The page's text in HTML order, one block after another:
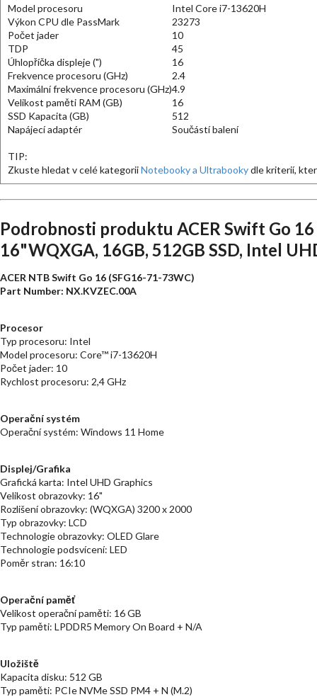
Model procesoru
Intel Core i7-13620H
Výkon CPU dle PassMark
23273
Počet jader
10
TDP
45
Úhlopříčka displeje (")
16
Frekvence procesoru (GHz)
2.4
Maximální frekvence procesoru (GHz)4.9
Velikost paměti RAM (GB)
16
SSD Kapacita (GB)
512
Napájecí adaptér
Součástí balení
TIP:
Zkuste hledat v celé kategoriiNotebooky a Ultrabookydle kriterií,
Podrobnosti produktu ACER Swift Go
16"WQXGA, 16GB, 512GB SSD, Intel
ACER NTB Swift Go 16 (SFG16-71-73WC)
Part Number: NX.KVZEC.00A
Procesor
Typ procesoru: Intel
Model procesoru: Core™ i7-13620H
Počet jader: 10
Rychlost procesoru: 2,4 GHz
Operační systém
Operační systém: Windows 11 Home
Displej/Grafika
Grafická karta: Intel UHD Graphics
Velikost obrazovky: 16"
Rozlišení obrazovky: (WQXGA) 3200 x 2000
Typ obrazovky: LCD
Technologie obrazovky: OLED Glare
Technologie podsvícení: LED
Poměr stran: 16:10
Operační paměť
Velikost operační paměti: 16 GB
Typ paměti: LPDDR5 Memory On Board + N/A
Uložiště
Kapacita disku: 512 GB
Typ paměti: PCIe NVMe SSD PM4 + N (M.2)